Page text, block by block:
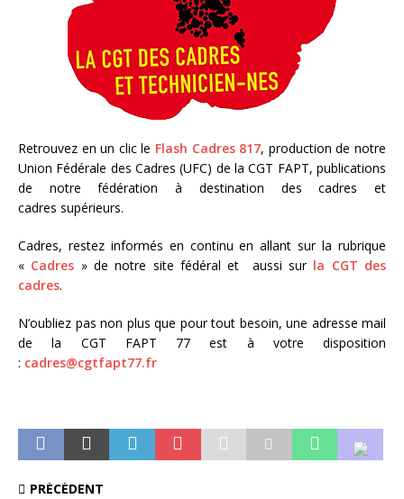
Retrouvez en un clic le Flash Cadres 817, production de notre
Union Fédérale des Cadres (UFC) de la CGT FAPT, publications
de notre fédération à destination des cadres et
cadres supérieurs.
Cadres, restez informés en continu en allant sur la rubrique
« Cadres » de notre site fédéral et aussi sur la CGT des
cadres.
N’oubliez pas non plus que pour tout besoin, une adresse mail
de la CGT FAPT 77 est à votre disposition
: cadres@cgtfapt77.fr
PRÉCÉDENT